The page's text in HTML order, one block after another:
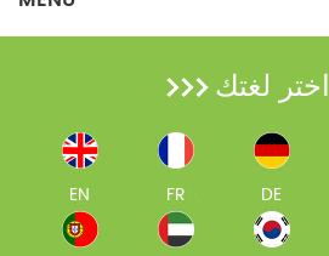
اختر لغتك
EN FR DE